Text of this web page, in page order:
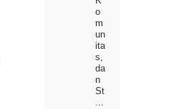
o
m
un
ita
s,
da
n
St
...